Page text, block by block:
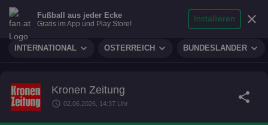
sports_soccer FUSSBALLexpand_more search
Suche
micro
Reporter
person
Login
INTERNATIONAL expand_more ÖSTERREICH expand_more BUNDESLÄNDER expand_more
Fußball aus jeder Ecke
Gratis im App und Play Store!
Installieren close
Kronen Zeitung
schedule 02.06.2026, 14:37 Uhr share